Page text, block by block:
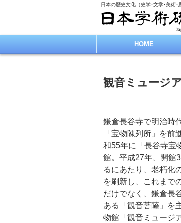
日本の歴史文化（史学･文学･美術･
HOME
観音ミュージ
鎌倉長谷寺で明治時
「宝物陳列所」を前
和55年に「長谷寺宝
館。平成27年、開館
るにあたり、老朽化
を刷新し、これまで
だけでなく、鎌倉長
ある「観音菩薩」を
物館「観音ミュージ